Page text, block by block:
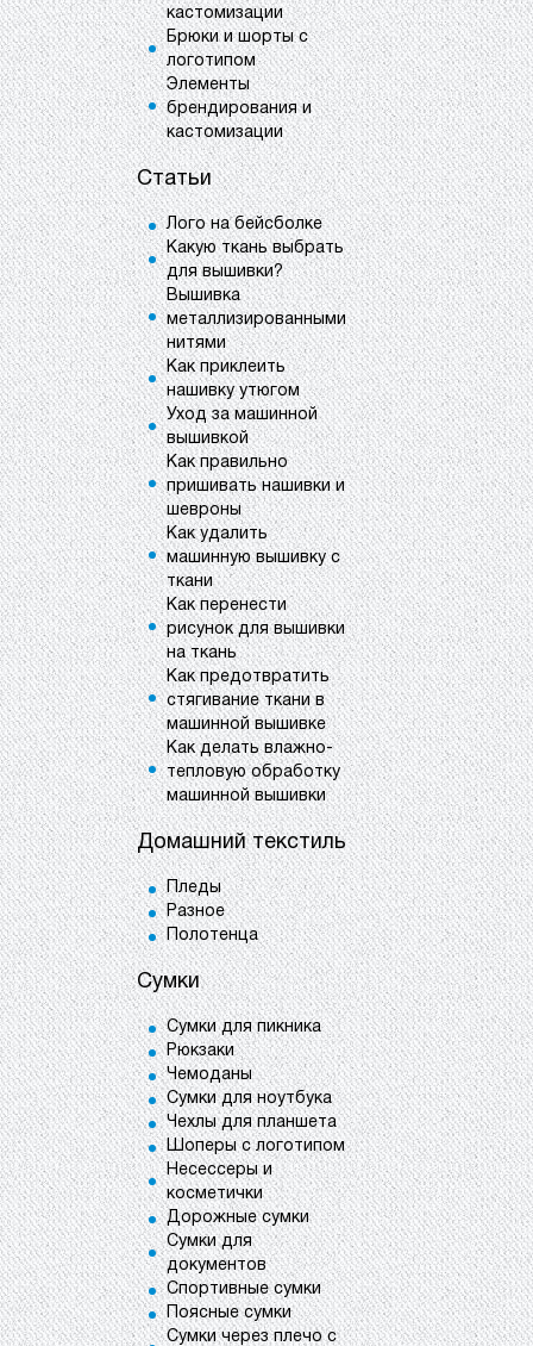
кастомизации
Брюки и шорты с
логотипом
Элементы
брендирования и
кастомизации
Статьи
Лого на бейсболке
Какую ткань выбрать
для вышивки?
Вышивка
металлизированными
нитями
Как приклеить
нашивку утюгом
Уход за машинной
вышивкой
Как правильно
пришивать нашивки и
шевроны
Как удалить
машинную вышивку с
ткани
Как перенести
рисунок для вышивки
на ткань
Как предотвратить
стягивание ткани в
машинной вышивке
Как делать влажно-
тепловую обработку
машинной вышивки
Домашний текстиль
Пледы
Разное
Полотенца
Сумки
Сумки для пикника
Рюкзаки
Чемоданы
Сумки для ноутбука
Чехлы для планшета
Шоперы с логотипом
Несессеры и
косметички
Дорожные сумки
Сумки для
документов
Спортивные сумки
Поясные сумки
Сумки через плечо с